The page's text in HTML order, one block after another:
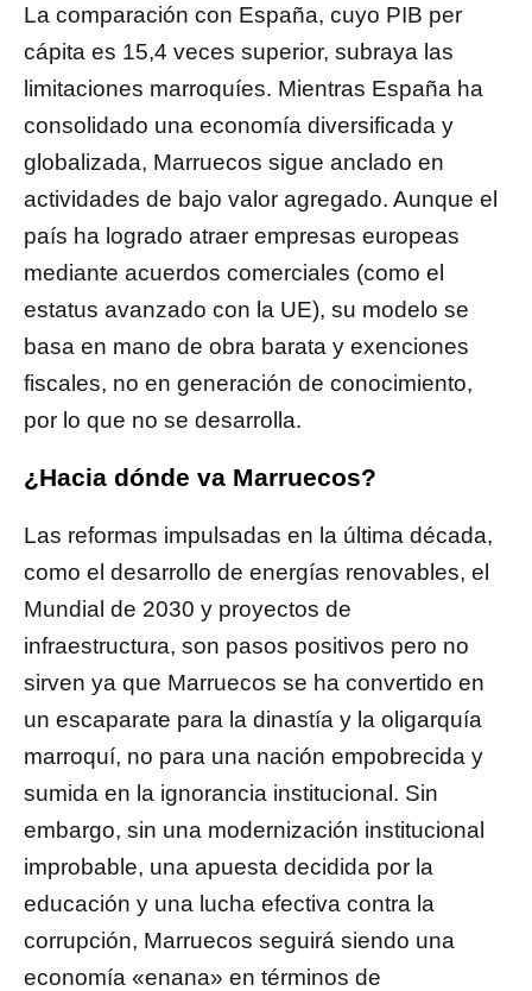
La comparación con España, cuyo PIB per
cápita es 15,4 veces superior, subraya las
limitaciones marroquíes. Mientras España ha
consolidado una economía diversificada y
globalizada, Marruecos sigue anclado en
actividades de bajo valor agregado. Aunque el
país ha logrado atraer empresas europeas
mediante acuerdos comerciales (como el
estatus avanzado con la UE), su modelo se
basa en mano de obra barata y exenciones
fiscales, no en generación de conocimiento,
por lo que no se desarrolla.
¿Hacia dónde va Marruecos?
Las reformas impulsadas en la última década,
como el desarrollo de energías renovables, el
Mundial de 2030 y proyectos de
infraestructura, son pasos positivos pero no
sirven ya que Marruecos se ha convertido en
un escaparate para la dinastía y la oligarquía
marroquí, no para una nación empobrecida y
sumida en la ignorancia institucional. Sin
embargo, sin una modernización institucional
improbable, una apuesta decidida por la
educación y una lucha efectiva contra la
corrupción, Marruecos seguirá siendo una
economía «enana» en términos de